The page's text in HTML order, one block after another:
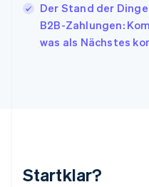
Der Stand der
B2B-Zahlungen:
was als Nächstes
Startklar?
English
Liechtenstein
Deutsch English
Mexiko